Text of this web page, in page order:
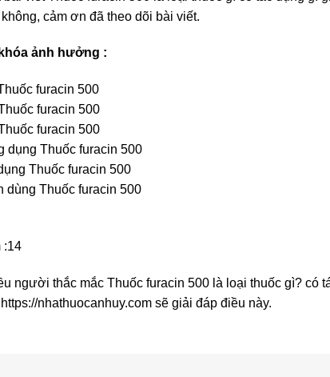
không, cảm ơn đã theo dõi bài viết.
ảnh hưởng :
furacin 500
furacin 500
furacin 500
dụng Thuốc furacin 500
Thuốc furacin 500
dùng Thuốc furacin 500
:14
người thắc mắc Thuốc furacin 500 là loại thuốc gì? có
nhathuocanhuy.com sẽ giải đáp điều này.